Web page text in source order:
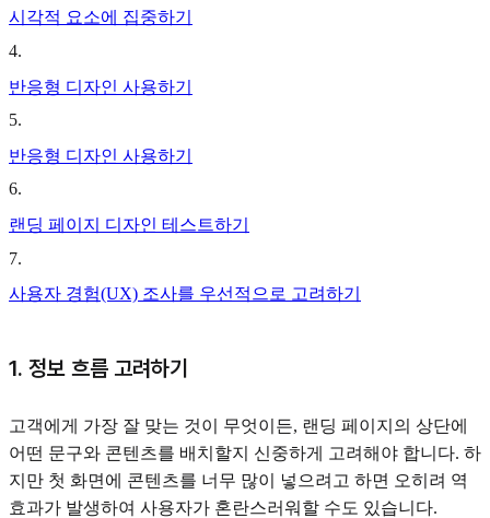
시각적 요소에 집중하기
4.
반응형 디자인 사용하기
5.
반응형 디자인 사용하기
6.
랜딩 페이지 디자인 테스트하기
7.
사용자 경험(UX) 조사를 우선적으로 고려하기
1. 정보 흐름 고려하기
고객에게 가장 잘 맞는 것이 무엇이든, 랜딩 페이지의 상단에
어떤 문구와 콘텐츠를 배치할지 신중하게 고려해야 합니다. 하
지만 첫 화면에 콘텐츠를 너무 많이 넣으려고 하면 오히려 역
효과가 발생하여 사용자가 혼란스러워할 수도 있습니다.